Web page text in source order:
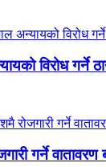
विरोध गर्ने
गर्ने वातावरण